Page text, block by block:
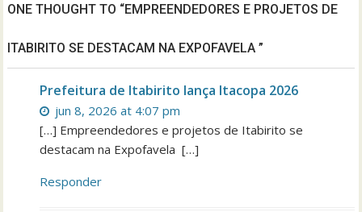
ONE THOUGHT TO “EMPREENDEDORES E PROJETOS DE
ITABIRITO SE DESTACAM NA EXPOFAVELA ”
Prefeitura de Itabirito lança Itacopa 2026
jun 8, 2026 at 4:07 pm
[…] Empreendedores e projetos de Itabirito se
destacam na Expofavela […]
Responder